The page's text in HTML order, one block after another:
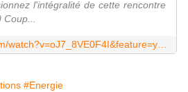
l'intégralité de cette rencontre
#Energie